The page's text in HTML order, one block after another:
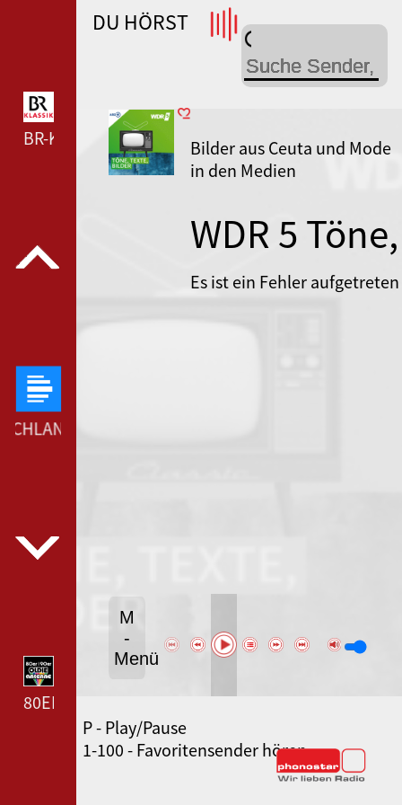
--- DEUTSCHLANDFUNK ---
80ER 90ER OLDIE ANTENNE --- 80ER 90ER OLDIE
SWR3 --- SWR3 ---
WDR 4 --- WDR 4 ---
BR-KLASSIK --- BR-KLASSIK ---
DU HÖRST
Bilder aus Ceuta und Mode
in den Medien
WDR 5 Töne,
Texte, Bilder
Es ist ein Fehler aufgetreten
M
-
Menü
P - Play/Pause
1-100 - Favoritensender hören